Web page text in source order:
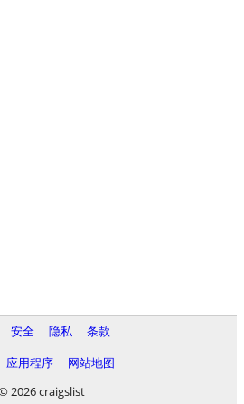
安全 隐私
条款
应用程序
网站地图
2026 craigslist